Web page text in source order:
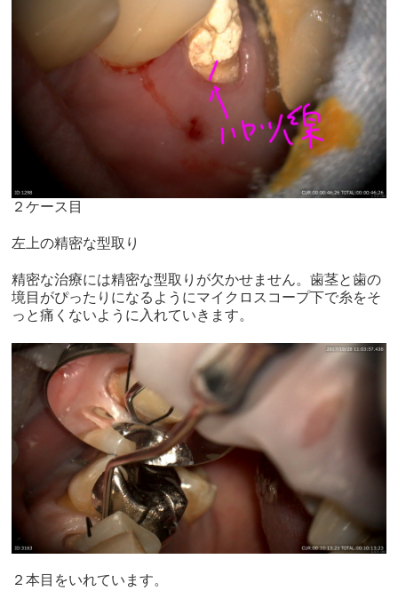
２ケース目
左上の精密な型取り
精密な治療には精密な型取りが欠かせません。歯茎と歯の
境目がぴったりになるようにマイクロスコープ下で糸をそ
っと痛くないように入れていきます。
２本目をいれています。